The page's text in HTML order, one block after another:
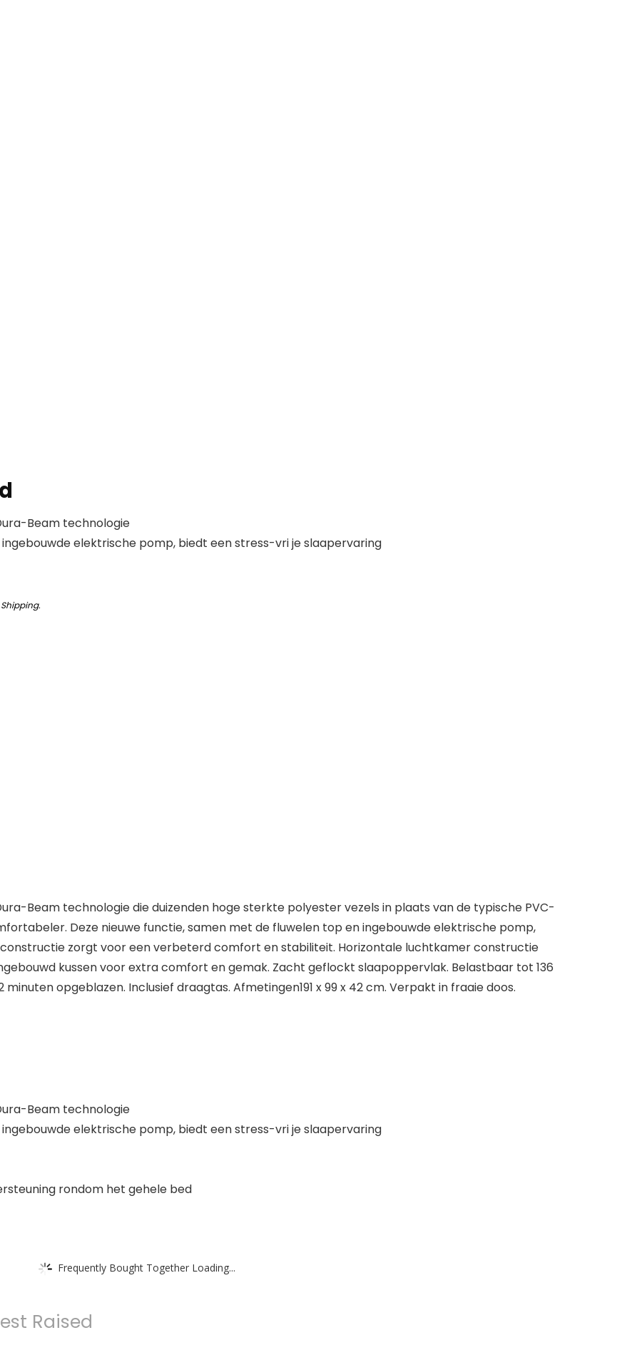
Beam technologie
elektrische pomp, biedt een stress-vri je slaapervaring
Shipping.
Beam technologie die duizenden hoge sterkte polyester vezels in plaats van de typische PVC-
Deze nieuwe functie, samen met de fluwelen top en ingebouwde elektrische pomp,
zorgt voor een verbeterd comfort en stabiliteit. Horizontale luchtkamer constructie
kussen voor extra comfort en gemak. Zacht geflockt slaapoppervlak. Belastbaar tot 136
opgeblazen. Inclusief draagtas. Afmetingen191 x 99 x 42 cm. Verpakt in fraaie doos.
Beam technologie
elektrische pomp, biedt een stress-vri je slaapervaring
rondom het gehele bed
Frequently Bought Together Loading...
Raised